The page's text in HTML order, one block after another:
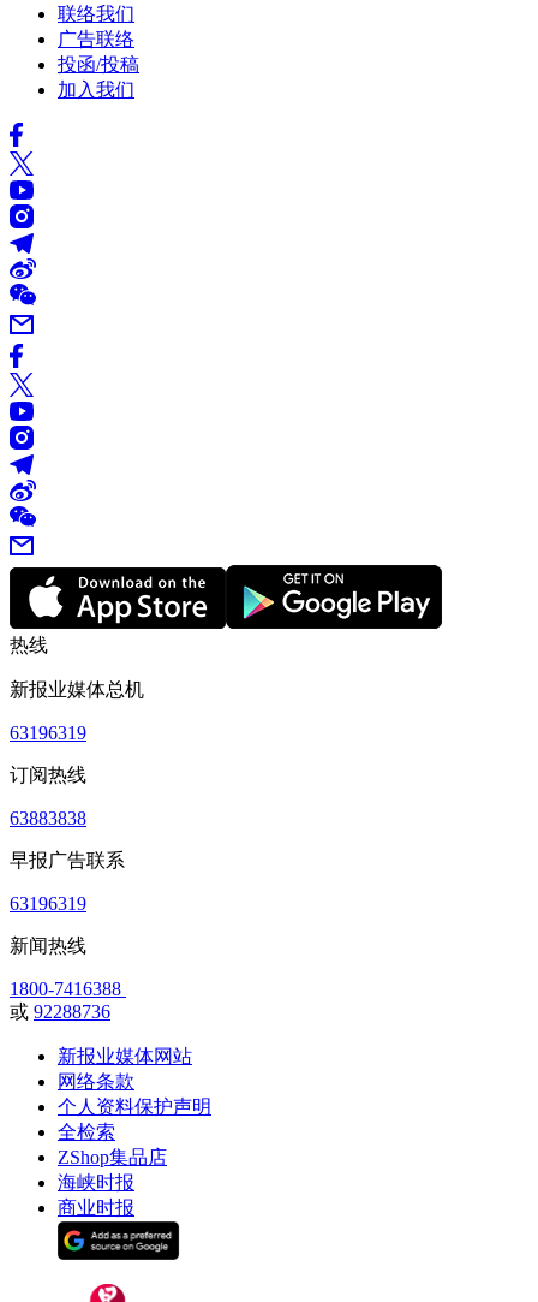
联络我们
广告联络
投函/投稿
加入我们
热线
新报业媒体总机
63196319
订阅热线
63883838
早报广告联系
63196319
新闻热线
1800-7416388
或 92288736
新报业媒体网站
网络条款
个人资料保护声明
全检索
ZShop集品店
海峡时报
商业时报